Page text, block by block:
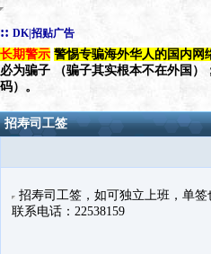
:: DK|招贴广告
长期警示 警惕专骗海外华人的国内网
必为骗子 （骗子其实根本不在外国
码）。
招寿司工签
招寿司工签，如可独立上班，单
联系电话：22538159